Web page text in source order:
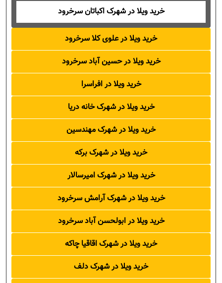
خرید ویلا در شهرک اکباتان سرخرود
خرید ویلا در علوی کلا سرخرود
خرید ویلا در حسین آباد سرخرود
خرید ویلا در افراسرا
خرید ویلا در شهرک خانه دریا
خرید ویلا در شهرک مهندسین
خرید ویلا در شهرک برکه
خرید ویلا در شهرک امیرسالار
خرید ویلا در شهرک آرامش سرخرود
خرید ویلا در ابولحسن آباد سرخرود
خرید ویلا در شهرک اقاقیا چاکه
خرید ویلا در شهرک دلف